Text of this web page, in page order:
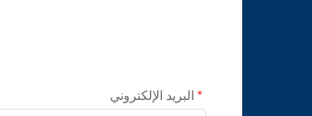
البريد الإلكتروني